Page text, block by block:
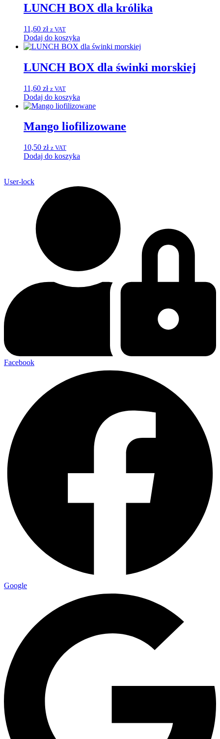
LUNCH BOX dla królika
11,60 zł z VAT
Dodaj do koszyka
LUNCH BOX dla świnki morskiej
11,60 zł z VAT
Dodaj do koszyka
Mango liofilizowane
10,50 zł z VAT
Dodaj do koszyka
User-lock
Facebook
Google